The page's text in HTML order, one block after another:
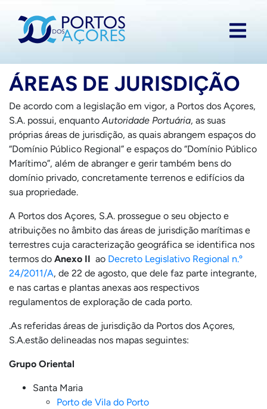
ÁREAS DE JURISDIÇÃO
De acordo com a legislação em vigor, a Portos dos Açores,
S.A. possui, enquantoAutoridade Portuária, as suas
próprias áreas de jurisdição, as quais abrangem espaços do
“Domínio Público Regional” e espaços do “Domínio Público
Marítimo”, além de abranger e gerir também bens do
domínio privado, concretamente terrenos e edifícios da
sua propriedade.
A Portos dos Açores, S.A. prossegue o seu objecto e
atribuições no âmbito das áreas de jurisdição marítimas e
terrestres cuja caracterização geográfica se identifica nos
termos do Anexo II ao Decreto Legislativo Regional n.º
24/2011/A, de 22 de agosto, que dele faz parte integrante,
e nas cartas e plantas anexas aos respectivos
regulamentos de exploração de cada porto.
.As referidas áreas de jurisdição da Portos dos Açores,
S.A.estão delineadas nos mapas seguintes:
Grupo Oriental
Santa Maria
Porto de Vila do Porto